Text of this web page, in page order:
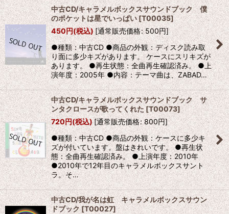
中古CD/キャラメルボックスサウンドブック 僕
のポケットは星でいっぱい [T00035]
450円(税込)[通常販売価格: 500円]
●種類：中古CD ●商品の外観：ディスク読み取
り面に多少キズがあります。 ケースにスリキズが
あります。 ●再生状態：全曲再生確認済み。 ●上
演年度：2005年 ●内容：テーマ曲は、ZABAD…
中古CD/キャラメルボックスサウンドブック サ
ンタクロースが歌ってくれた [T00073]
720円(税込)[通常販売価格: 800円]
●種類：中古CD ●商品の外観：ケースに多少キ
ズが付いています。盤はきれいです。 ●再生状
態：全曲再生確認済み。 ●上演年度：2010年
●2010年で12年目のキャラメルボックスサント
ラ。そ…
中古CD/我が名は虹 キャラメルボックスサウン
ドブック[T00027]